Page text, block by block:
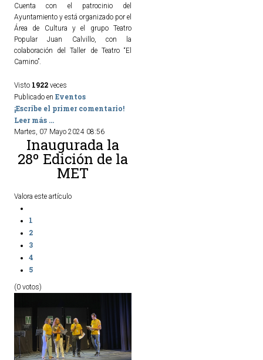
Cuenta con el patrocinio del
Ayuntamiento y está organizado por el
Área de Cultura y el grupo Teatro
Popular Juan Calvillo, con la
colaboración del Taller de Teatro “El
Camino”.
Visto 1922 veces
Publicado en Eventos
¡Escribe el primer comentario!
Leer más ...
Martes, 07 Mayo 2024 08:56
Inaugurada la
28º Edición de la
MET
Valora este artículo
1
2
3
4
5
(0 votos)